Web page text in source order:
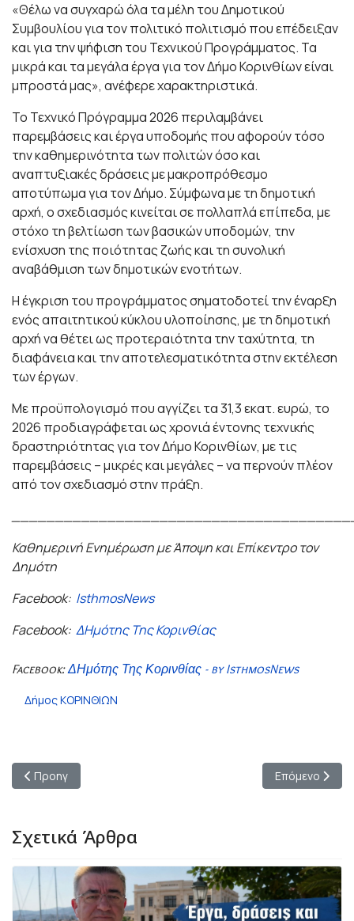
«Θέλω να συγχαρώ όλα τα μέλη του Δημοτικού
Συμβουλίου για τον πολιτικό πολιτισμό που επέδειξαν
και για την ψήφιση του Τεχνικού Προγράμματος. Τα
μικρά και τα μεγάλα έργα για τον Δήμο Κορινθίων είναι
μπροστά μας», ανέφερε χαρακτηριστικά.
Το Τεχνικό Πρόγραμμα 2026 περιλαμβάνει
παρεμβάσεις και έργα υποδομής που αφορούν τόσο
την καθημερινότητα των πολιτών όσο και
αναπτυξιακές δράσεις με μακροπρόθεσμο
αποτύπωμα για τον Δήμο. Σύμφωνα με τη δημοτική
αρχή, ο σχεδιασμός κινείται σε πολλαπλά επίπεδα, με
στόχο τη βελτίωση των βασικών υποδομών, την
ενίσχυση της ποιότητας ζωής και τη συνολική
αναβάθμιση των δημοτικών ενοτήτων.
Η έγκριση του προγράμματος σηματοδοτεί την έναρξη
ενός απαιτητικού κύκλου υλοποίησης, με τη δημοτική
αρχή να θέτει ως προτεραιότητα την ταχύτητα, τη
διαφάνεια και την αποτελεσματικότητα στην εκτέλεση
των έργων.
Με προϋπολογισμό που αγγίζει τα 31,3 εκατ. ευρώ, το
2026 προδιαγράφεται ως χρονιά έντονης τεχνικής
δραστηριότητας για τον Δήμο Κορινθίων, με τις
παρεμβάσεις – μικρές και μεγάλες – να περνούν πλέον
από τον σχεδιασμό στην πράξη.
Καθημερινή Ενημέρωση με Άποψη και Επίκεντρο τον
Δημότη
Facebook: IsthmosNews
Facebook: ΔΗμότης Της Κορινθίας
Facebook:ΔΗμότης Της Κορινθίας - by IsthmosNews
Δήμος ΚΟΡΙΝΘΙΩΝ
Προηγούμενο άρθρο: Μεγάλη Καρναβαλική Παρέλαση με
Προηγ Επόμενο
Επόμενο
Σχετικά Άρθρα